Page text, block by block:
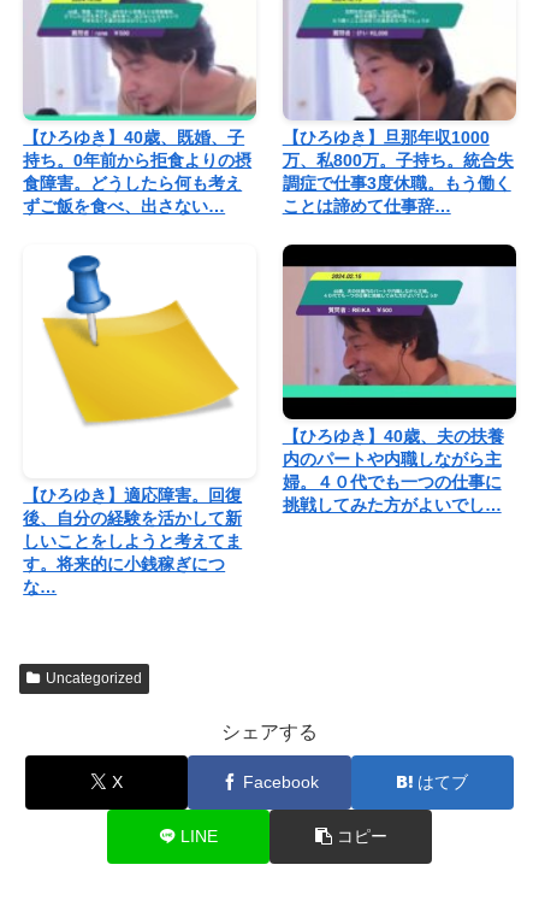
【ひろゆき】40歳、既婚、子
持ち。0年前から拒食よりの摂
食障害。どうしたら何も考え
ずご飯を食べ、出さない…
【ひろゆき】旦那年収1000
万、私800万。子持ち。統合失
調症で仕事3度休職。もう働く
ことは諦めて仕事辞…
【ひろゆき】適応障害。回復
後、自分の経験を活かして新
しいことをしようと考えてま
す。将来的に小銭稼ぎにつ
な…
【ひろゆき】40歳、夫の扶養
内のパートや内職しながら主
婦。４０代でも一つの仕事に
挑戦してみた方がよいでし…
Uncategorized
シェアする
X Facebook はてブ
LINE コピー